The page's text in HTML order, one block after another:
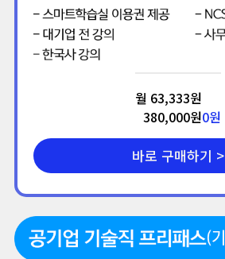
월 63,333원
380,000원0원
바로 구매하기 >